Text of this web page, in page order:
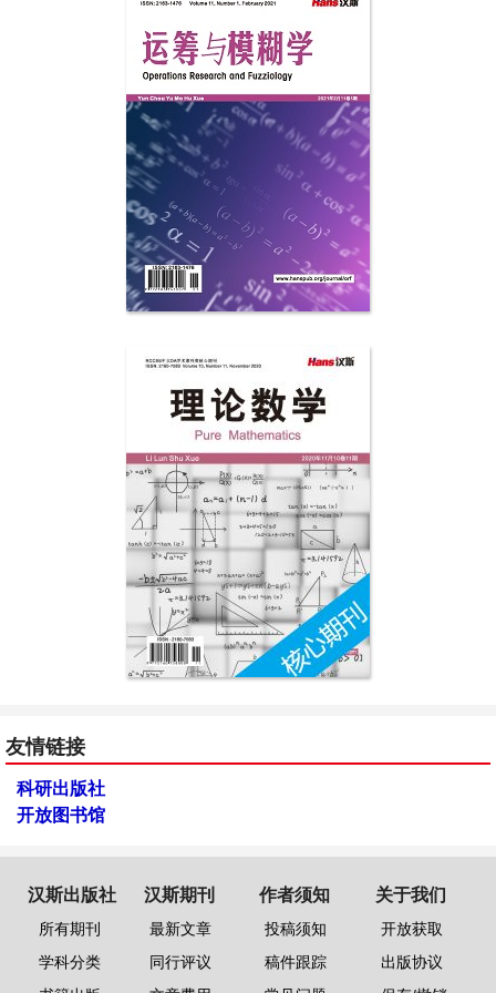
友情链接
科研出版社
开放图书馆
汉斯出版社
所有期刊
学科分类
汉斯期刊
最新文章
同行评议
作者须知
投稿须知
稿件跟踪
关于我们
开放获取
出版协议